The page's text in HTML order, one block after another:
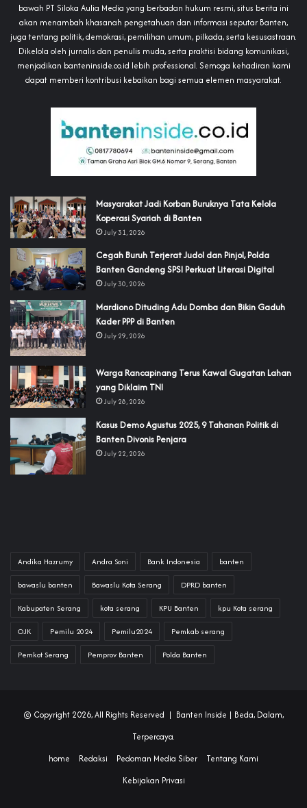
bawah PT Siloka Aulia Media yang berbadan hukum resmi, situs berita ini
akan menambah khasanah pengetahuan dan informasi seputar Banten,
juga tentang politik, demokrasi, pemilihan umum, pilkada, serta kesusastraan.
Dikelola oleh jurnalis dan penulis muda, serta praktisi bidang komunikasi,
menjadikan banteninside.co.id lebih professional. Semoga kehadiran kami
dapat memberi kontribusi kebaikan bagi semua elemen masyarakat.
‎Masyarakat Jadi Korban Buruknya Tata Kelola
Koperasi Syariah di Banten
July 31, 2026
Cegah Buruh Terjerat Judol dan Pinjol, Polda
Banten Gandeng SPSI Perkuat Literasi Digital
July 30, 2026
‎Mardiono Dituding Adu Domba dan Bikin Gaduh
Kader PPP di Banten
July 29, 2026
‎Warga Rancapinang Terus Kawal Gugatan Lahan
yang Diklaim TNI‎‎
July 28, 2026
‎Kasus Demo Agustus 2025, 9 Tahanan Politik di
Banten Divonis Penjara
July 22, 2026
Andika Hazrumy Andra Soni Bank Indonesia banten
bawaslu banten Bawaslu Kota Serang DPRD banten
Kabupaten Serang kota serang KPU Banten kpu Kota serang
OJK Pemilu 2024 Pemilu2024 Pemkab serang
Pemkot Serang Pemprov Banten Polda Banten
© Copyright 2026, All Rights Reserved | Banten Inside | Beda, Dalam,
Terpercaya.
home
Redaksi Pedoman Media Siber
Tentang Kami
Kebijakan Privasi